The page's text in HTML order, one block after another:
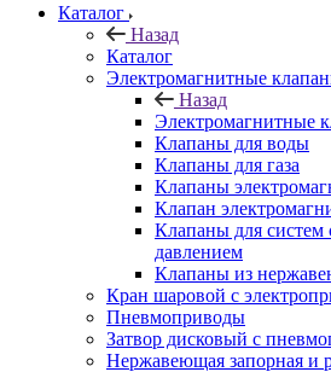
Каталог
Назад
Каталог
Электромагнитные
Назад
Электромагнитные
Клапаны для воды
Клапаны для газа
Клапаны
Клапан
Клапаны для
давлением
Клапаны из
Кран шаровой с
Пневмоприводы
Затвор дисковый с
Нержавеющая запорная и